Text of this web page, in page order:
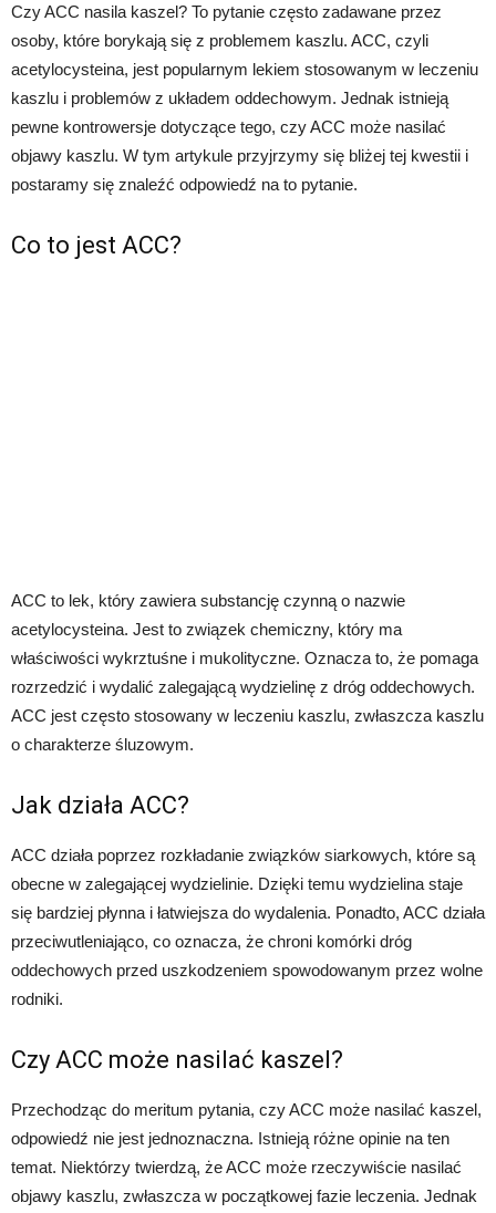
Czy ACC nasila kaszel? To pytanie często zadawane przez
osoby, które borykają się z problemem kaszlu. ACC, czyli
acetylocysteina, jest popularnym lekiem stosowanym w leczeniu
kaszlu i problemów z układem oddechowym. Jednak istnieją
pewne kontrowersje dotyczące tego, czy ACC może nasilać
objawy kaszlu. W tym artykule przyjrzymy się bliżej tej kwestii i
postaramy się znaleźć odpowiedź na to pytanie.
Co to jest ACC?
ACC to lek, który zawiera substancję czynną o nazwie
acetylocysteina. Jest to związek chemiczny, który ma
właściwości wykrztuśne i mukolityczne. Oznacza to, że pomaga
rozrzedzić i wydalić zalegającą wydzielinę z dróg oddechowych.
ACC jest często stosowany w leczeniu kaszlu, zwłaszcza kaszlu
o charakterze śluzowym.
Jak działa ACC?
ACC działa poprzez rozkładanie związków siarkowych, które są
obecne w zalegającej wydzielinie. Dzięki temu wydzielina staje
się bardziej płynna i łatwiejsza do wydalenia. Ponadto, ACC działa
przeciwutleniająco, co oznacza, że chroni komórki dróg
oddechowych przed uszkodzeniem spowodowanym przez wolne
rodniki.
Czy ACC może nasilać kaszel?
Przechodząc do meritum pytania, czy ACC może nasilać kaszel,
odpowiedź nie jest jednoznaczna. Istnieją różne opinie na ten
temat. Niektórzy twierdzą, że ACC może rzeczywiście nasilać
objawy kaszlu, zwłaszcza w początkowej fazie leczenia. Jednak